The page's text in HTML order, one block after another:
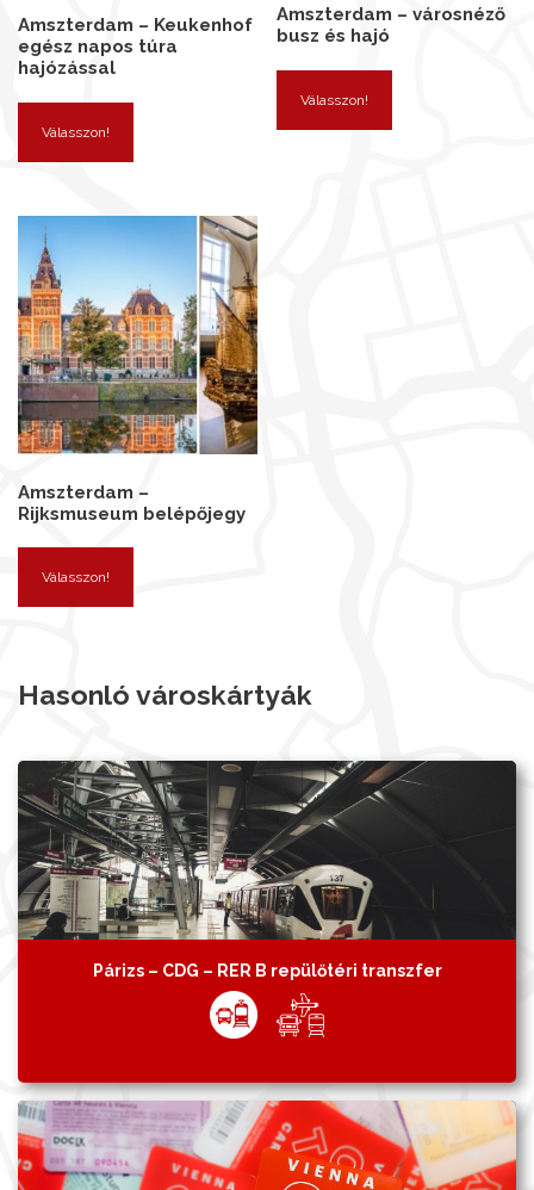
Amszterdam – Keukenhof
egész napos túra
hajózással
Válasszon!
Amszterdam – városnéző
busz és hajó
Válasszon!
Amszterdam –
Rijksmuseum belépőjegy
Válasszon!
Hasonló városkártyák
Párizs – CDG – RER B repülőtéri transzfer